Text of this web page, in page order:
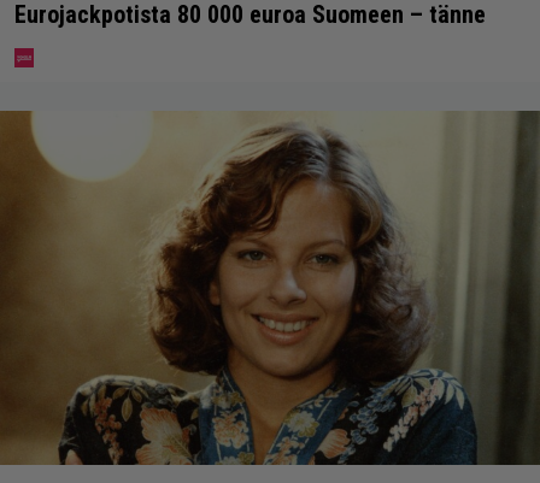
Eurojackpotista 80 000 euroa Suomeen – tänne